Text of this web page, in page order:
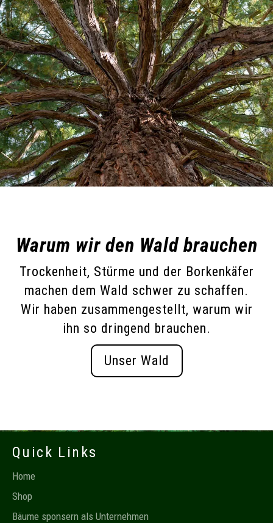
Warum wir den Wald brauchen
Trockenheit, Stürme und der Borkenkäfer
machen dem Wald schwer zu schaffen.
Wir haben zusammengestellt, warum wir
ihn so dringend brauchen.
Unser Wald
Quick Links
Home
Shop
Bäume sponsern als Unternehmen